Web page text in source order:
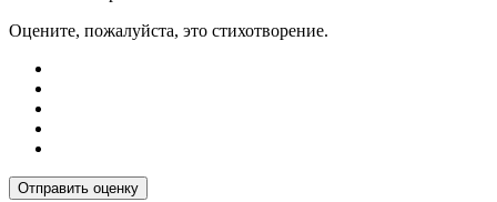
Оцените, пожалуйста, это стихотворение.
Отправить оценку